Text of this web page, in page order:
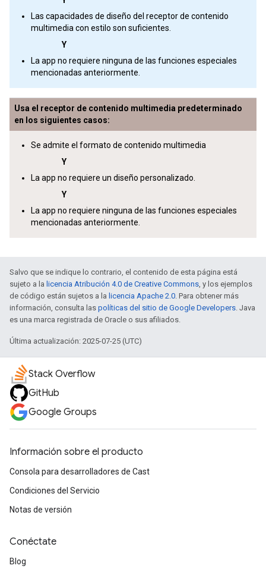
Las capacidades de diseño del receptor de contenido
multimedia con estilo son suficientes.
Y
La app no requiere ninguna de las funciones especiales
mencionadas anteriormente.
Usa el receptor de contenido multimedia predeterminado
en los siguientes casos:
Se admite el formato de contenido multimedia
Y
La app no requiere un diseño personalizado.
Y
La app no requiere ninguna de las funciones especiales
mencionadas anteriormente.
Salvo que se indique lo contrario, el contenido de esta página está
sujeto a la licencia Atribución 4.0 de Creative Commons , y los ejemplos
de código están sujetos a la licencia Apache 2.0 . Para obtener más
información, consulta las políticas del sitio de Google Developers . Java
es una marca registrada de Oracle o sus afiliados.
Última actualización: 2025-07-25 (UTC)
Stack Overflow
GitHub
Google Groups
Información sobre el producto
Consola para desarrolladores de Cast
Condiciones del Servicio
Notas de versión
Conéctate
Blog